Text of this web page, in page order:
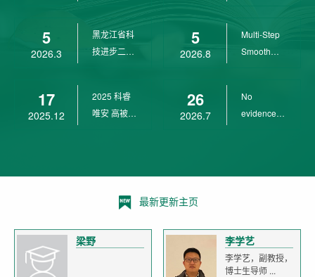
5
2026.3
黑龙江省科
技进步二等
17
2025.12
2025 科睿
唯安 高被引
5
2026.8
Multi-Step
Smooth
26
2026.7
No
evidence of
最新更新主页
梁野 李学艺
李学艺，副教授，
博士生导师 ...